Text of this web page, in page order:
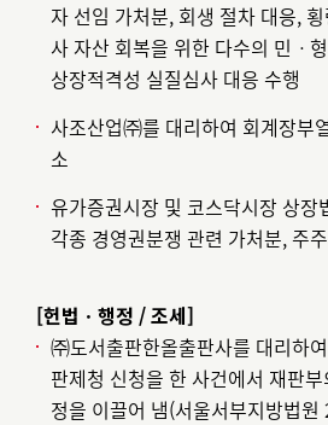
자 선임 가처분, 회생 절차 대응,
사 자산 회복을 위한 다수의 민ㆍ
상장적격성 실질심사 대응 수행
사조산업㈜를 대리하여 회계장부
소
유가증권시장 및 코스닥시장 상장
각종 경영권분쟁 관련 가처분, 주
[헌법ㆍ행정 / 조세]
㈜도서출판한올출판사를 대리하
판제청 신청을 한 사건에서 재판
정을 이끌어 냄(서울서부지방법